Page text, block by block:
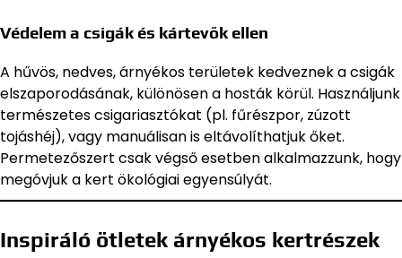
Védelem a csigák és kártevők ellen
A hűvös, nedves, árnyékos területek kedveznek a csigák
elszaporodásának, különösen a hosták körül. Használjunk
természetes csigariasztókat (pl. fűrészpor, zúzott
tojáshéj), vagy manuálisan is eltávolíthatjuk őket.
Permetezőszert csak végső esetben alkalmazzunk, hogy
megóvjuk a kert ökológiai egyensúlyát.
Inspiráló ötletek árnyékos kertrészek